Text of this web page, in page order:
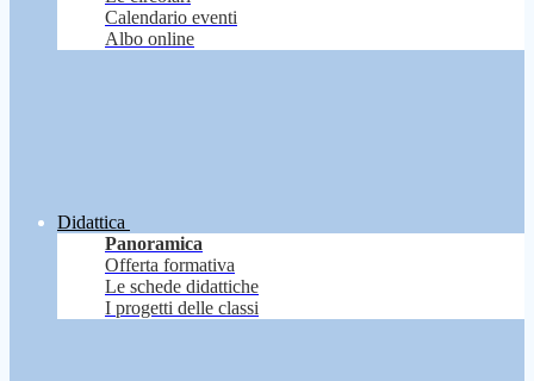
Calendario eventi
Albo online
Didattica
Panoramica
Offerta formativa
Le schede didattiche
I progetti delle classi